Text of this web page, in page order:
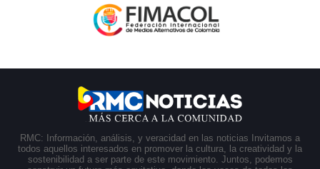
RMC: Información, análisis, y veracidad en las noticias Invitamos a
todos aquellos interesados en promover la cultura, la creatividad y la
sostenibilidad a ser parte de este movimiento. Juntos, podemos